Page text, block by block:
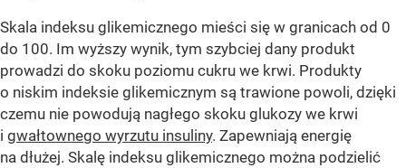
Skala indeksu glikemicznego mieści się w granicach od 0
do 100. Im wyższy wynik, tym szybciej dany produkt
prowadzi do skoku poziomu cukru we krwi. Produkty
o niskim indeksie glikemicznym są trawione powoli, dzięki
czemu nie powodują nagłego skoku glukozy we krwi
i gwałtownego wyrzutu insuliny. Zapewniają energię
na dłużej. Skalę indeksu glikemicznego można podzielić